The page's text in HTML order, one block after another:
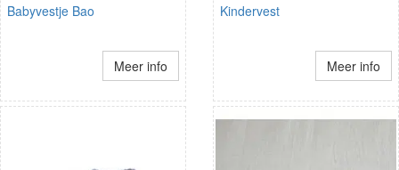
Babyvestje Bao
Meer info
Kindervest
Meer info